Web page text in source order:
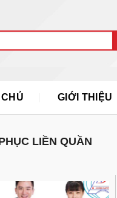
GIỚI THIỆU
LIỀN QUẦN